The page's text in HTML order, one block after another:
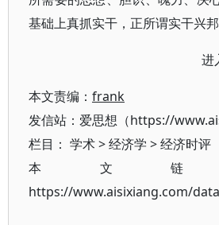
基础上真抓实干，正所谓实干兴邦
进
本文责编： frank
发信站：爱思想（https://
栏目： 学术>经济学 >经济时评
本文链
https://www.aisixiang.com/